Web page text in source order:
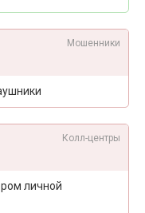
Мошенники
Колл-центры
личной